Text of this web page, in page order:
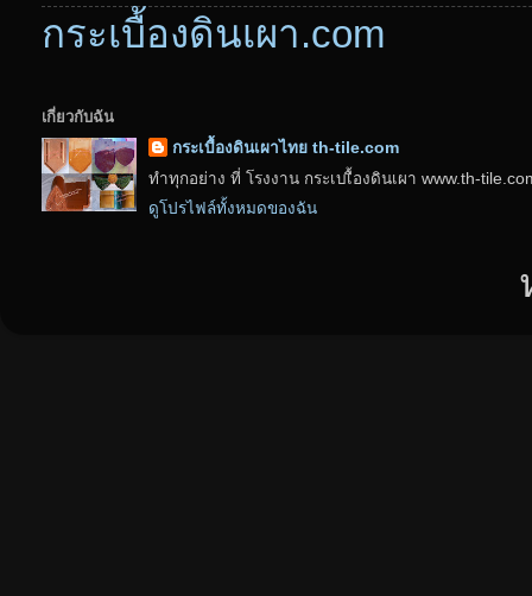
กระเบื้องดินเผา.com
เกี่ยวกับฉัน
กระเบื้องดินเผาไทย th-tile.com
ทำทุกอย่าง ที่ โรงงาน กระเบเื้องดินเผา www.th-
ดูโปรไฟล์ทั้งหมดของฉัน